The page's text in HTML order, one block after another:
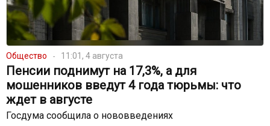
Общество 11:01, 4 августа
Пенсии поднимут на 17,3%, а для
мошенников введут 4 года тюрьмы: что
ждет в августе
Госдума сообщила о нововведениях